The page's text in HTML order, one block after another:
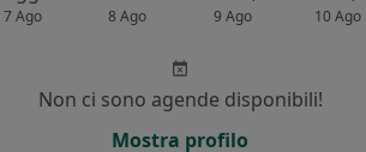
7 Ago 8 Ago 9 Ago 10 Ago
Non ci sono agende disponibili!
Mostra profilo